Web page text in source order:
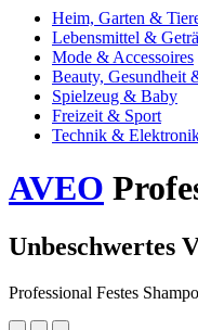
Heim, Garten &
Lebensmittel &
Mode & Accessoires
Beauty, Gesundheit
Spielzeug & Baby
Freizeit & Sport
Technik &
AVEO
Unbeschwertes
Professional Festes